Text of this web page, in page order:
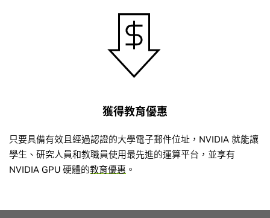
獲得教育優惠
只要具備有效且經過認證的大學電子郵件位址，NVIDIA 就能讓
學生、研究人員和教職員使用最先進的運算平台，並享有
NVIDIA GPU 硬體的教育優惠 。